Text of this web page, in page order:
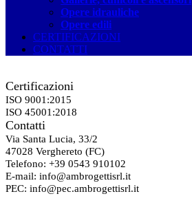
Opere idrauliche
Opere edili
CERTIFICAZIONI
CONTATTI
Certificazioni
ISO 9001:2015
ISO 45001:2018
Contatti
Via Santa Lucia, 33/2
47028 Verghereto (FC)
Telefono: +39 0543 910102
E-mail: info@ambrogettisrl.it
PEC: info@pec.ambrogettisrl.it